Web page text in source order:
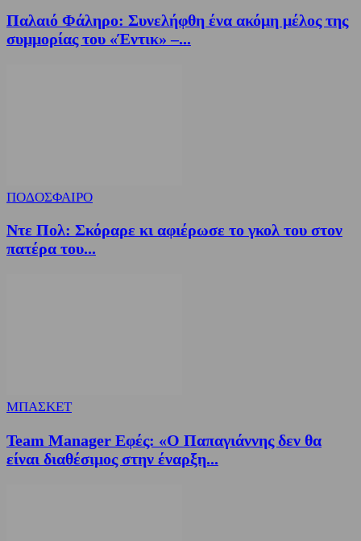
Παλαιό Φάληρο: Συνελήφθη ένα ακόμη μέλος της
συμμορίας του «Έντικ» –...
ΠΟΔΟΣΦΑΙΡΟ
Ντε Πολ: Σκόραρε κι αφιέρωσε το γκολ του στον
πατέρα του...
ΜΠΑΣΚΕΤ
Team Manager Εφές: «Ο Παπαγιάννης δεν θα
είναι διαθέσιμος στην έναρξη...